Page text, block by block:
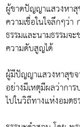
ผู้ขาดปัญญาแสวงหาสุ
ความเชื่อในใจลึกๆว่า
ธรรมและนามธรรมจ
ความดับสูญได้
ผู้มีปัญญาแสวงหาสุขจ
อย่างมีเหตุมีผลว่ากา
ไปในวิถีทางแห่งอมตธ